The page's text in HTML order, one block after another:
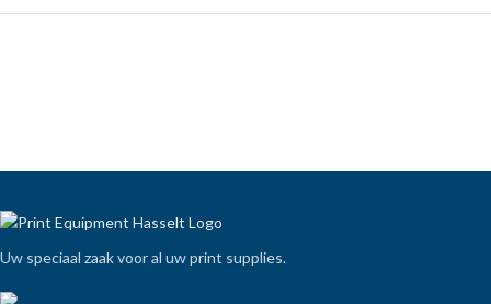
Uw speciaal zaak voor al uw print supplies.